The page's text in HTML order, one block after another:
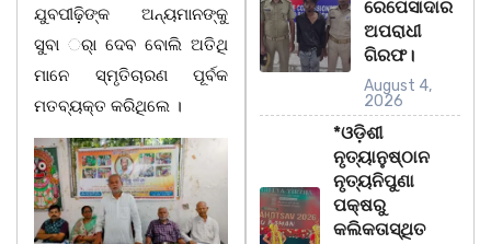
ଯୁବପୀଢ଼ିଙ୍କ ଅନ୍ୟମାନଙ୍କୁ
ସୁବା ର୍ା ଦେବ ବୋଲି ଅତିଥି
ମାନେ ସ୍ମୃତିଚାରଣ ପୂର୍ବକ
ମତବ୍ୟକ୍ତ କରିଥିଲେ ।
ରେପେସାଦାର
ଅପରାଧୀ
ଗିରଫ।
August 4,
2026
*ଓଡ଼ିଶୀ
ନୃତ୍ୟାନୁଷ୍ଠାନ
ନୃତ୍ୟନିପୁଣା
ପକ୍ଷରୁ
କଲିକତାସ୍ଥିତ